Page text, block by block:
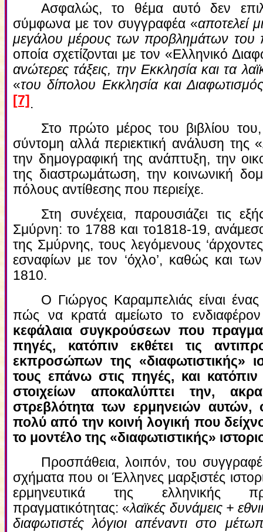
Ασφαλώς, το θέμα αυτό δεν
σύμφωνα με τον συγγραφέα «αποτελεί
μεγάλου μέρους των προβλημάτων του
οποία σχετίζονται με τον «Ελληνικό
ανώτερες τάξεις, την Εκκλησία και τα
«του δίπολου Εκκλησία και
[7] .
Στο πρώτο μέρος του βιβλίου
σύντομη αλλά περιεκτική ανάλυση της «
την δημογραφική της ανάπτυξη, την
της διαστρωμάτωση, την κοινωνική
πόλους αντίθεσης που περιείχε.
Στη συνέχεια, παρουσιάζει τις
Σμύρνη: το 1788 και το1818-19,
της Σμύρνης, τους λεγόμενους
εσναφίων με τον ‘όχλο’, καθώς και
1810.
Ο Γιώργος Καραμπελιάς είναι
πώς να κρατά αμείωτο το
κεφάλαια συγκρούσεων που
πηγές, κατόπιν εκθέτει τις
εκπροσώπων της «διαφωτιστικής»
τους επάνω στις πηγές, και
στοιχείων αποκαλύπτει την,
στρεβλότητα των ερμηνειών
πολύ από την κοινή λογική που
το μοντέλο της «διαφωτιστικής»
Προσπάθεια, λοιπόν, του
σχήματα που οι Έλληνες μαρξιστές
ερμηνευτικά της ελληνικής
πραγματικότητας: «λαϊκές δυνάμεις +
διαφωτιστές λόγιοι απέναντι στο